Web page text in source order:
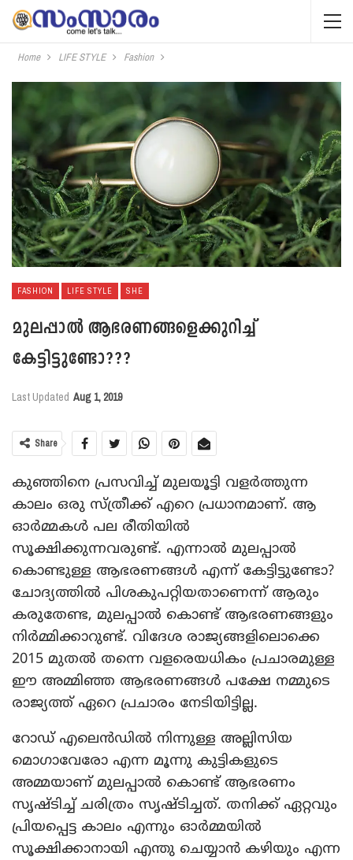
Home LIFE STYLE Fashion
FASHION LIFE STYLE SHE
മുലപ്പാല്‍ ആഭരണങ്ങളെക്കുറിച്ച്
കേട്ടിട്ടുണ്ടോ???
Last Updated Aug 1, 2019
Share
കുഞ്ഞിനെ പ്രസവിച്ച് മുലയൂട്ടി വളര്‍ത്തുന്ന
കാലം ഒരു സ്ത്രീക്ക് എറെ പ്രധാനമാണ്. ആ
ഓര്‍മ്മകള്‍ പല രീതിയില്‍
സൂക്ഷിക്കുന്നവരുണ്ട്. എന്നാല്‍ മുലപ്പാല്‍
കൊണ്ടുള്ള ആഭരണങ്ങള്‍ എന്ന് കേട്ടിട്ടുണ്ടോ?
ചോദ്യത്തില്‍ പിശകുപറ്റിയതാണെന്ന് ആരും
കരുതേണ്ട, മുലപ്പാല്‍ കൊണ്ട് ആഭരണങ്ങളും
നിര്‍മ്മിക്കാറുണ്ട്. വിദേശ രാജ്യങ്ങളിലൊക്കെ
2015 മുതല്‍ തന്നെ വളരെയധികം പ്രചാരമുള്ള
ഈ അമ്മിഞ്ഞ ആഭരണങ്ങള്‍ പക്ഷേ നമ്മുടെ
രാജ്യത്ത് ഏറെ പ്രചാരം നേടിയിട്ടില്ല.
റോഡ് എലെന്‍ഡില്‍ നിന്നുള്ള അല്ലിസിയ
മൊഗാവേരോ എന്ന മൂന്നു കുട്ടികളുടെ
അമ്മയാണ് മുലപ്പാല്‍ കൊണ്ട് ആഭരണം
സൃഷ്ടിച്ച് ചരിത്രം സൃഷ്ടിച്ചത്. തനിക്ക് ഏറ്റവും
പ്രിയപ്പെട്ട കാലം എന്നും ഓര്‍മ്മയില്‍
സൂക്ഷിക്കാനായി എന്തു ചെയ്യാന്‍ കഴിയും എന്ന